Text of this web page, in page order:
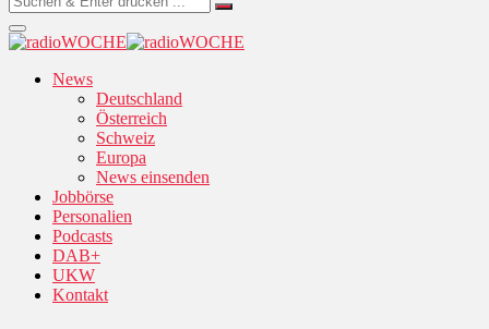
News
Deutschland
Österreich
Schweiz
Europa
News einsenden
Jobbörse
Personalien
Podcasts
DAB+
UKW
Kontakt